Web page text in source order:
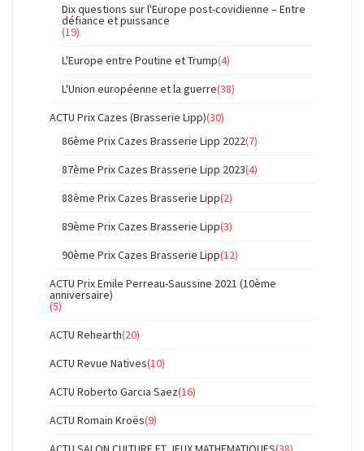
Dix questions sur l'Europe post-covidienne – Entre
défiance et puissance
(19)
L'Europe entre Poutine et Trump(4)
L'Union européenne et la guerre(38)
ACTU Prix Cazes (Brasserie Lipp)(30)
86ème Prix Cazes Brasserie Lipp 2022(7)
87ème Prix Cazes Brasserie Lipp 2023(4)
88ème Prix Cazes Brasserie Lipp(2)
89ème Prix Cazes Brasserie Lipp(3)
90ème Prix Cazes Brasserie Lipp(12)
ACTU Prix Emile Perreau-Saussine 2021 (10ème
anniversaire)
(5)
ACTU Rehearth(20)
ACTU Revue Natives(10)
ACTU Roberto Garcia Saez(16)
ACTU Romain Kroës(9)